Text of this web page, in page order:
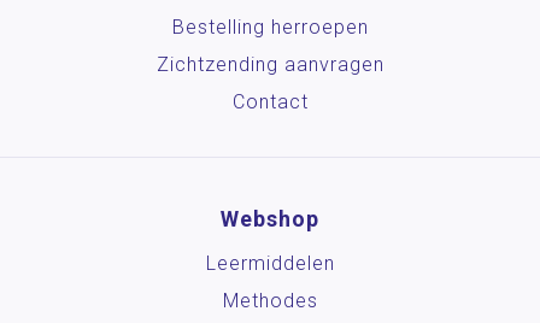
Bestelling herroepen
Zichtzending aanvragen
Contact
Webshop
Leermiddelen
Methodes